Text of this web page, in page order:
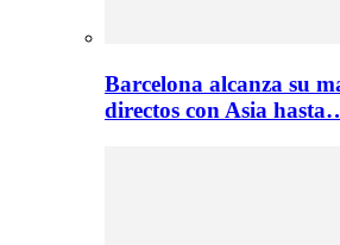
Barcelona alcanza su
directos con Asia